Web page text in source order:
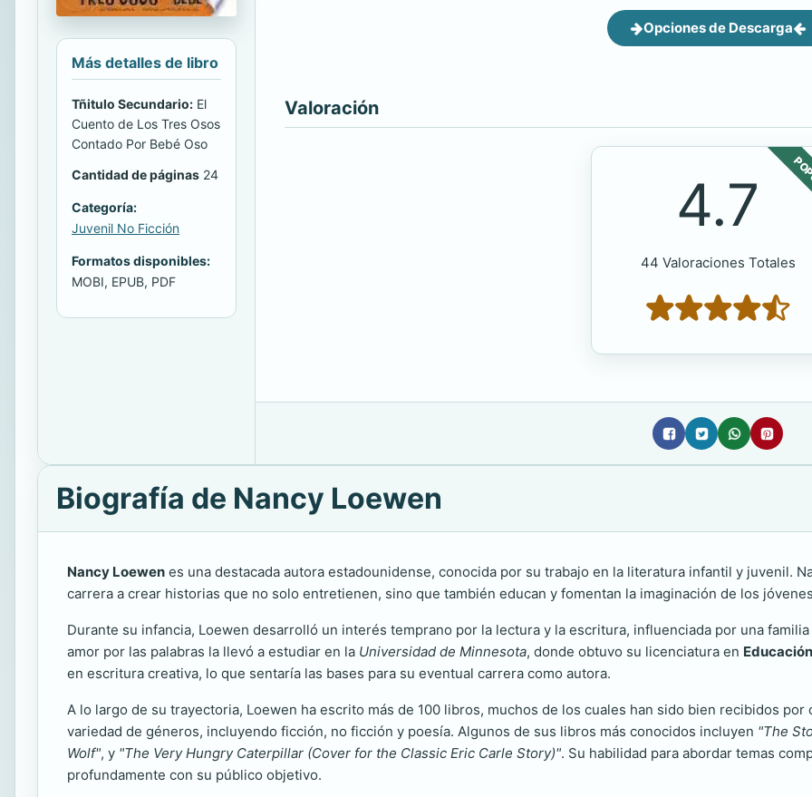
Más detalles de libro
Tñitulo Secundario: El
Cuento de Los Tres Osos
Contado Por Bebé Oso
Cantidad de páginas 24
Categoría:
Juvenil No Ficción
Formatos disponibles:
MOBI, EPUB, PDF
Opciones de Descarga
Valoración
4.7
44 Valoraciones Totales
Biografía de Nancy Loewen
Nancy Loewen es una destacada autora estadounidense, conocida por su trabajo en la literatura infantil y juvenil.
carrera a crear historias que no solo entretienen, sino que también educan y fomentan la imaginación de los
Durante su infancia, Loewen desarrolló un interés temprano por la lectura y la escritura, influenciada por una
amor por las palabras la llevó a estudiar en la Universidad de Minnesota, donde obtuvo su licenciatura en
en escritura creativa, lo que sentaría las bases para su eventual carrera como autora.
A lo largo de su trayectoria, Loewen ha escrito más de 100 libros, muchos de los cuales han sido bien recibidos
variedad de géneros, incluyendo ficción, no ficción y poesía. Algunos de sus libros más conocidos incluyen "The
Wolf", y "The Very Hungry Caterpillar (Cover for the Classic Eric Carle Story)". Su habilidad para abordar temas
profundamente con su público objetivo.